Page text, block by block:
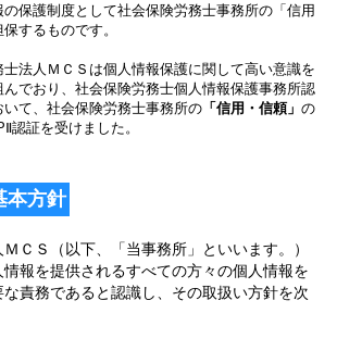
の保護制度として社会保険労務士事務所の「信用
するものです。
法人ＭＣＳは個人情報保護に関して高い意識を
んでおり、社会保険労務士個人情報保護事務所認
いて、社会保険労務士事務所の 「信用・信頼」 の
認証を受けました。
本方針
ＣＳ（以下、「当事務所」といいます。）
報を提供されるすべての方々の個人情報を
責務であると認識し、その取扱い方針を次